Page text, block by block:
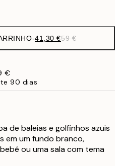
-41,30 €59 €
€
90 dias
de baleias e golfinhos azuis
em um fundo branco,
ou uma sala com tema